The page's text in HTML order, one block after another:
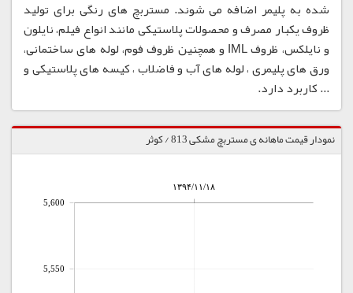
شده به پلیمر اضافه می شوند. مستربچ های رنگی برای تولید
ظروف یکبار مصرف و محصولات پلاستیکی مانند انواع فیلم، نایلون
و نایلکس، ظروف IML و همچنین ظروف فوم، لوله های ساختمانی،
ورق های پلیمری ، لوله های آب و فاضلاب ، کیسه های پلاستیکی و
... کاربرد دارد.
نمودار قیمت ماهانه ی مستربچ مشکی 813 / کوثر
۱۳۹۴/۱۱/۱۸
5,550
5,600